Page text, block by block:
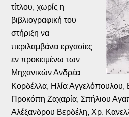
τίτλου, χωρίς η
βιβλιογραφική του
στήριξη να
περιλαμβάνει εργασίες
εν προκειμένω των
Μηχανικών Ανδρέα
Κορδέλλα, Ηλία Αγγελόπουλου,
Προκόπη Ζαχαρία, Σπήλιου
Αλέξανδρου Βερδέλη, Χρ.